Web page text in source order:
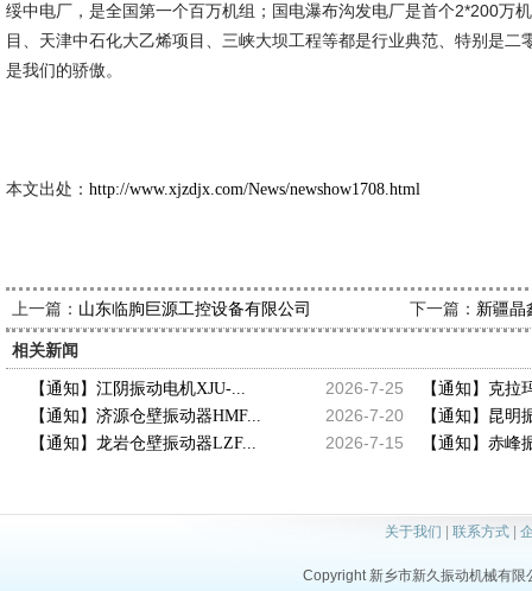
绥中电厂，是全国第一个百万机组；国电瀑布沟发电厂是首个2*200万
目、天津中石化大乙烯项目、三峡大坝工程等都是行业典范、特别是二
是我们的骄傲。
本文出处： http://www.xjzdjx.com/News/newshow1708.html
上一篇： 山东临朐巨源工控设备有限公司 下一篇： 新疆晶
相关新闻
2026-7-25
【通知】江阴振动电机XJU-... 【通知】克拉
2026-7-20
【通知】济源仓壁振动器HMF... 【通知】昆明
2026-7-15
【通知】龙岩仓壁振动器LZF... 【通知】赤峰
关于我们 联系方式|
Copyright 新乡市新久振动机械有